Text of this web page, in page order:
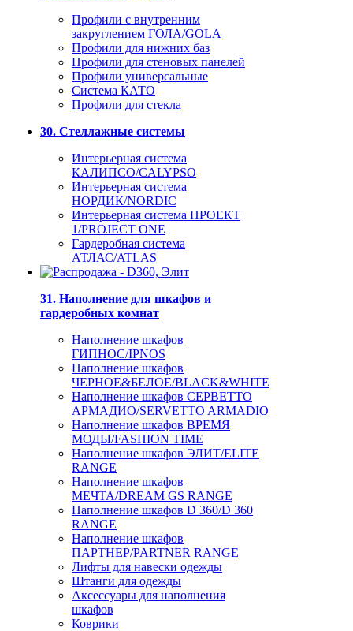
Профили с внутренним
закруглением ГОЛА/GOLA
Профили для нижних баз
Профили для стеновых панелей
Профили универсальные
Система КАТО
Профили для стекла
30. Стеллажные системы
Интерьерная система
КАЛИПСО/CALYPSO
Интерьерная система
НОРДИК/NORDIC
Интерьерная система ПРОЕКТ
1/PROJECT ONE
Гардеробная система
АТЛАС/ATLAS
31. Наполнение для шкафов и
гардеробных комнат
Наполнение шкафов
ГИПНОС/IPNOS
Наполнение шкафов
ЧЕРНОЕ&БЕЛОЕ/BLACK&WHITE
Наполнение шкафов СЕРВЕТТО
АРМАДИО/SERVETTO ARMADIO
Наполнение шкафов ВРЕМЯ
МОДЫ/FASHION TIME
Наполнение шкафов ЭЛИТ/ELITE
RANGE
Наполнение шкафов
МЕЧТА/DREAM GS RANGE
Наполнение шкафов D 360/D 360
RANGE
Наполнение шкафов
ПАРТНЕР/PARTNER RANGE
Лифты для навески одежды
Штанги для одежды
Аксессуары для наполнения
шкафов
Коврики